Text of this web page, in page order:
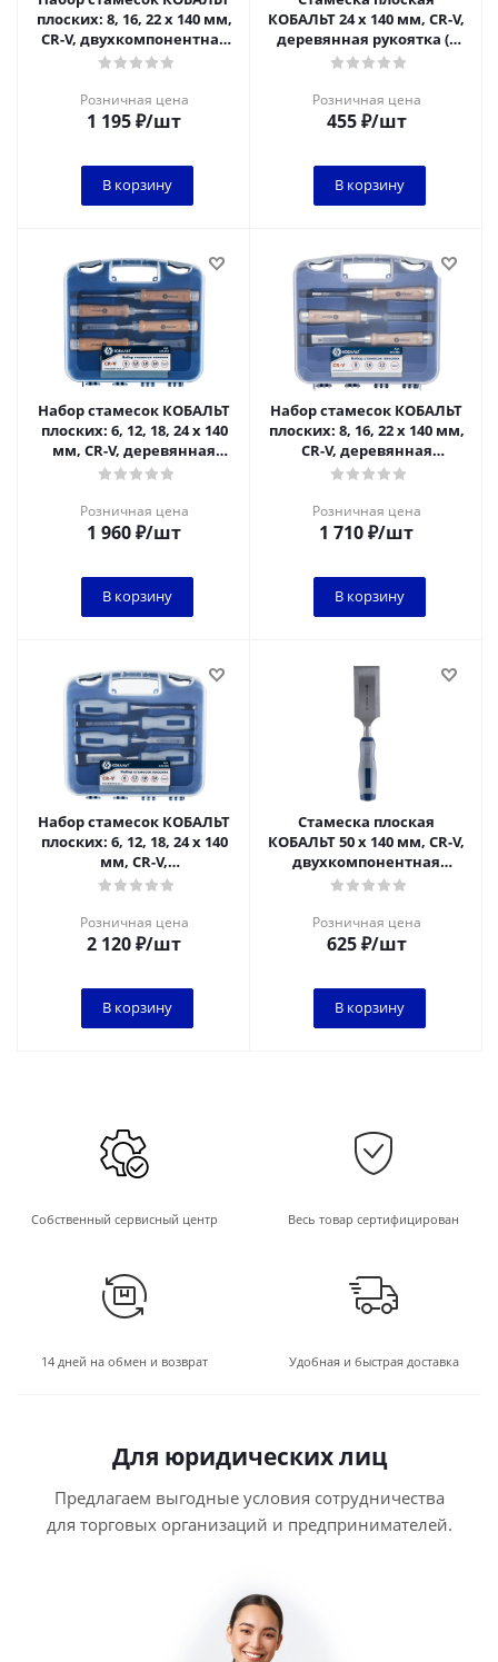
плоских: 8, 16, 22 х 140 мм,
CR-V, двухкомпонентная
рукоятка (3 шт.) блистер
Розничная цена
1 195₽/шт
В корзину
КОБАЛЬТ 24 х 140 мм, CR-V,
деревянная рукоятка (1
шт.) подвес
Розничная цена
455₽/шт
В корзину
Набор стамесок КОБАЛЬТ
плоских: 6, 12, 18, 24 х 140
мм, CR-V, деревянная
рукоятка, точильн.
Розничная цена
1 960₽/шт
В корзину
Набор стамесок КОБАЛЬТ
плоских: 8, 16, 22 х 140 мм,
CR-V, деревянная
рукоятка (3 шт.) блистер
Розничная цена
1 710₽/шт
В корзину
Набор стамесок КОБАЛЬТ
плоских: 6, 12, 18, 24 х 140
мм, CR-V,
двухкомпонентная
Розничная цена
2 120₽/шт
В корзину
Стамеска плоская
КОБАЛЬТ 50 х 140 мм, CR-V,
двухкомпонентная
рукоятка (1 шт.) блистер
Розничная цена
625₽/шт
В корзину
Собственный сервисный центр Весь товар сертифицирован
14 дней на обмен и возврат Удобная и быстрая доставка
Для юридических лиц
Предлагаем выгодные условия сотрудничества
для торговых организаций и предпринимателей.